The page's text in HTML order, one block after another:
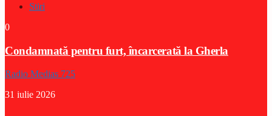
Stiri
0
Condamnată pentru furt, încarcerată la Gherla
Radio Medias 725
31 iulie 2026